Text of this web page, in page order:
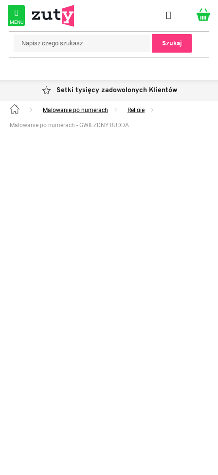
Przejść
treści
Szukaj
Setki tysięcy zadowolonych Klientów
Home Malowanie po numerach Religie
Malowanie po numerach - GWIEZDNY BUDDA